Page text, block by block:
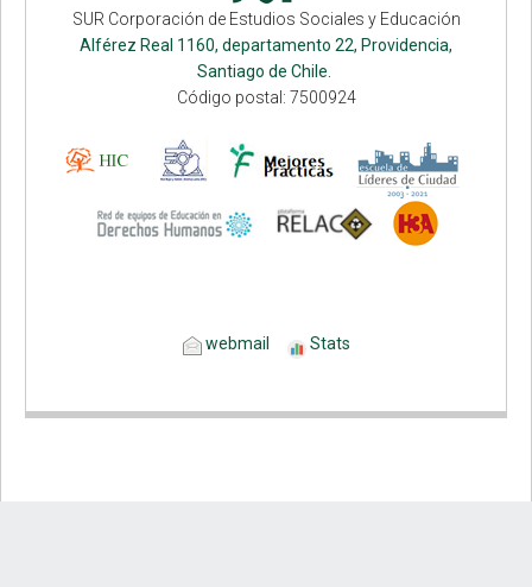
SUR Corporación de Estudios Sociales y Educación
Alférez Real 1160, departamento 22, Providencia,
Santiago de Chile.
Código postal: 7500924
webmail Stats